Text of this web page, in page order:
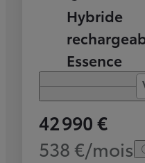
Hybride
Essence
42 990 €
538 €/mois